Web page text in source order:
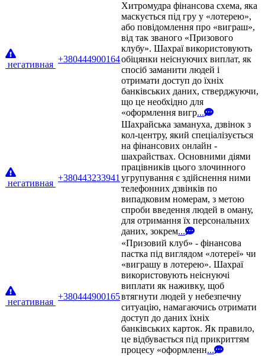
негативная
+380444900164
Хитромудра фінансова схема, яка
маскується під гру у «лотерею»,
або повідомлення про «виграш»,
від так званого «Призового
клубу». Шахраї використовують
обіцянки неіснуючих виплат, як
спосіб заманити людей і
отримати доступ до їхніх
банківських даних, стверджуючи,
що це необхідно для
«оформлення вигр...
негативная
+380443233941
Шахрайська замануха, дзвінок з
кол-центру, який спеціалізується
на фінансових онлайн -
шахрайствах. Основними діями
працівників цього злочинного
угрупування є здійснення ними
телефонних дзвінків по
випадковим номерам, з метою
спроби введення людей в оману,
для отримання їх персональних
даних, зокрем...
негативная
+380444900165
«Призовий клуб» - фінансова
пастка під виглядом «лотереї» чи
«виграшу в лотерею». Шахраї
використовують неіснуючі
виплати як наживку, щоб
втягнути людей у небезпечну
ситуацію, намагаючись отримати
доступ до даних їхніх
банківських карток. Як правило,
це відбувається під прикриттям
процесу «оформленн...